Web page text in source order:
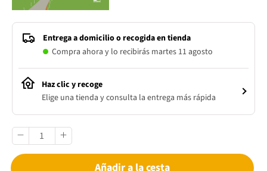
Entrega a domicilio o recogida en tienda
Compra ahora y lo recibirás martes 11 agosto
Haz clic y recoge
Elige una tienda y consulta la entrega más rápida
Añadir a la cesta